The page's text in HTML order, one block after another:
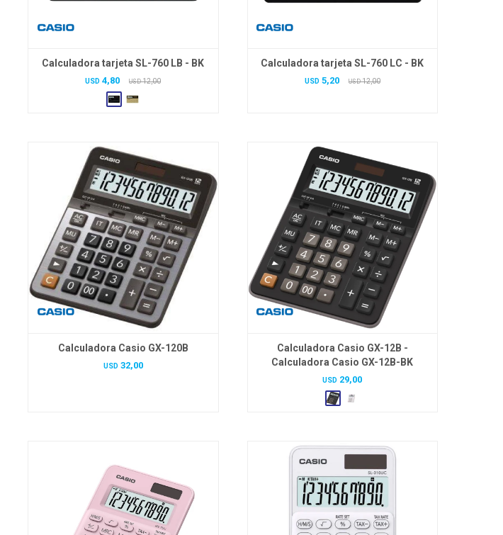
Calculadora tarjeta SL-760 LB - BK
USD 4,80 USD 12,00
Calculadora tarjeta SL-760 LC - BK
USD 5,20 USD 12,00
Calculadora Casio GX-120B
USD 32,00
Calculadora Casio GX-12B -
Calculadora Casio GX-12B-BK
USD 29,00